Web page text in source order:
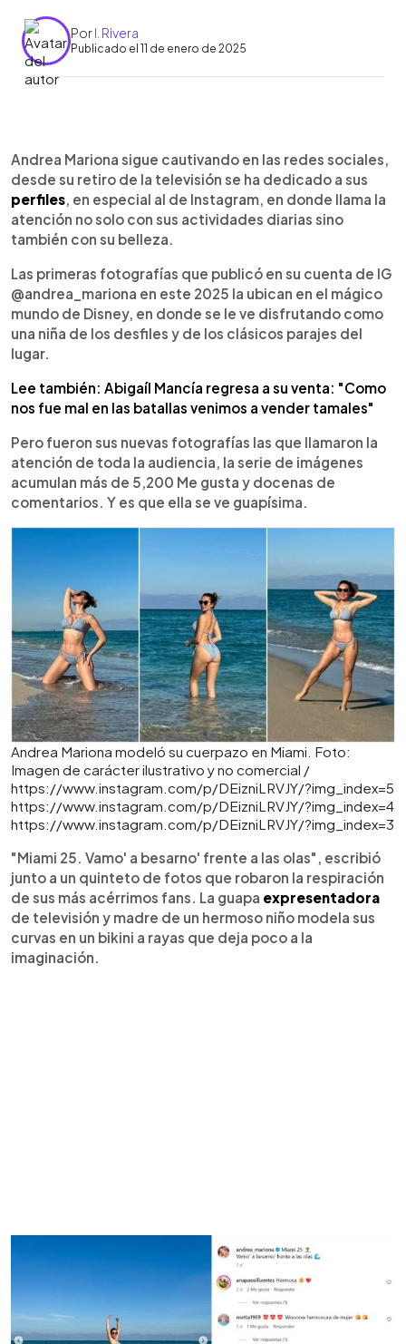
PorI. Rivera
Publicado el 11 de enero de 2025
► Escuchar artículo
Andrea Mariona sigue cautivando en las redes sociales,
desde su retiro de la televisión se ha dedicado a sus
perfiles , en especial al de Instagram, en donde llama la
atención no solo con sus actividades diarias sino
también con su belleza.
Las primeras fotografías que publicó en su cuenta de IG
@andrea_mariona en este 2025 la ubican en el mágico
mundo de Disney, en donde se le ve disfrutando como
una niña de los desfiles y de los clásicos parajes del
lugar.
Lee también: Abigaíl Mancía regresa a su venta: "Como
nos fue mal en las batallas venimos a vender tamales"
Pero fueron sus nuevas fotografías las que llamaron la
atención de toda la audiencia, la serie de imágenes
acumulan más de 5,200 Me gusta y docenas de
comentarios. Y es que ella se ve guapísima.
Andrea Mariona modeló su cuerpazo en Miami. Foto:
Imagen de carácter ilustrativo y no comercial /
https://www.instagram.com/p/DEizniLRVJY/?img_index=5
https://www.instagram.com/p/DEizniLRVJY/?img_index=4
https://www.instagram.com/p/DEizniLRVJY/?img_index=3
"Miami 25. Vamo' a besarno' frente a las olas", escribió
junto a un quinteto de fotos que robaron la respiración
de sus más acérrimos fans. La guapa expresentadora
de televisión y madre de un hermoso niño modela sus
curvas en un bikini a rayas que deja poco a la
imaginación.